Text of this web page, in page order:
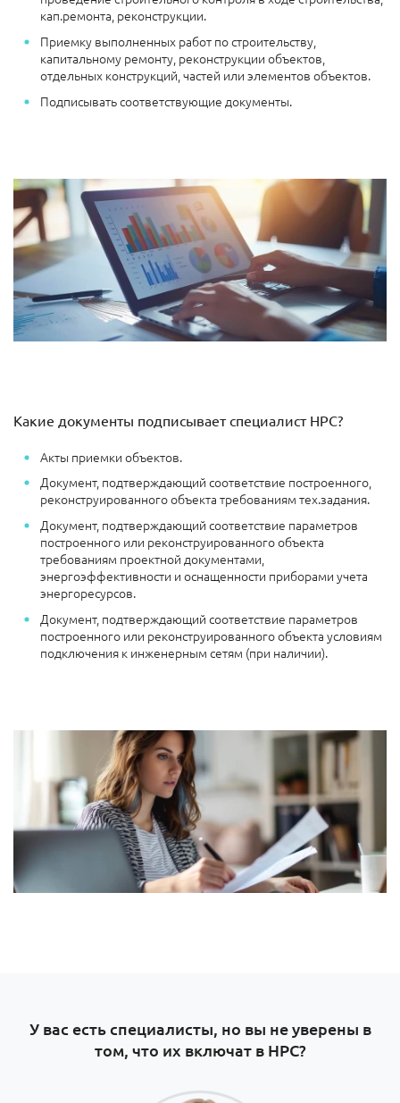
кап.ремонта, реконструкции.
Приемку выполненных работ по строительству,
капитальному ремонту, реконструкции объектов,
отдельных конструкций, частей или элементов объектов.
Подписывать соответствующие документы.
Какие документы подписывает специалист НРС?
Акты приемки объектов.
Документ, подтверждающий соответствие построенного,
реконструированного объекта требованиям тех.задания.
Документ, подтверждающий соответствие параметров
построенного или реконструированного объекта
требованиям проектной документами,
энергоэффективности и оснащенности приборами учета
энергоресурсов.
Документ, подтверждающий соответствие параметров
построенного или реконструированного объекта условиям
подключения к инженерным сетям (при наличии).
У вас есть специалисты, но вы не уверены в
том, что их включат в НРС?